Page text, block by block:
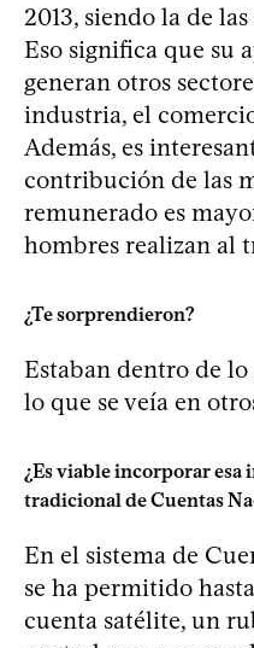
2013, siendo la de
Eso significa que su
generan otros
industria, el
Además, es
contribución de las
remunerado es
hombres realizan al
¿Te sorprendieron?
Estaban dentro de
lo que se veía en
¿Es viable incorporar
tradicional de Cuentas
En el sistema de
se ha permitido
cuenta satélite, un